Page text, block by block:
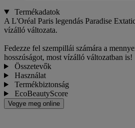
Termékadatok
A L'Oréal Paris legendás Paradise
vízálló változata.
Fedezze fel szempillái számára a
hosszúságot, most vízálló változatban is!
Összetevők
Használat
Termékbiztonság
EcoBeautyScore
Vegye meg online